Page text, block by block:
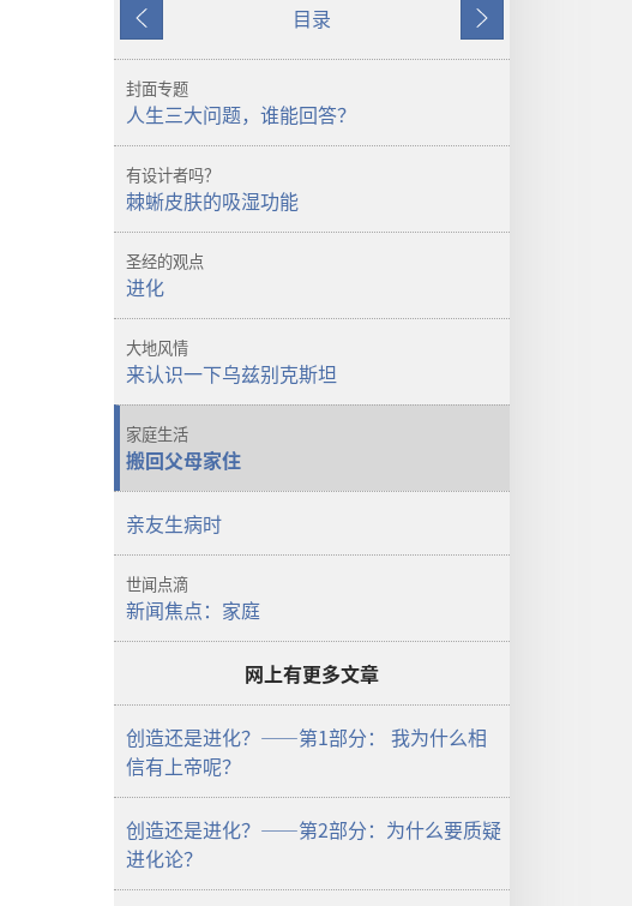
载
警
生
能
醒！
回
上
一
页
目录
下
一
封面专题
人生三大问题，谁能回答？
有设计者吗？
棘蜥皮肤的吸湿功能
圣经的观点
进化
大地风情
来认识一下乌兹别克斯坦
家庭生活
搬回父母家住
亲友生病时
世闻点滴
新闻焦点：家庭
网上有更多文章
创造还是进化？——第1部分： 我为什么相
信有上帝呢？
创造还是进化？——第2部分：为什么要质疑
进化论？